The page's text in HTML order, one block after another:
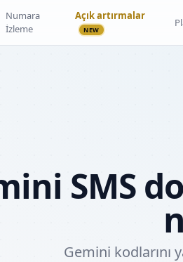
Numara
İzleme
Açık artırmalar
NEW
SMS
Gemini kodlarını